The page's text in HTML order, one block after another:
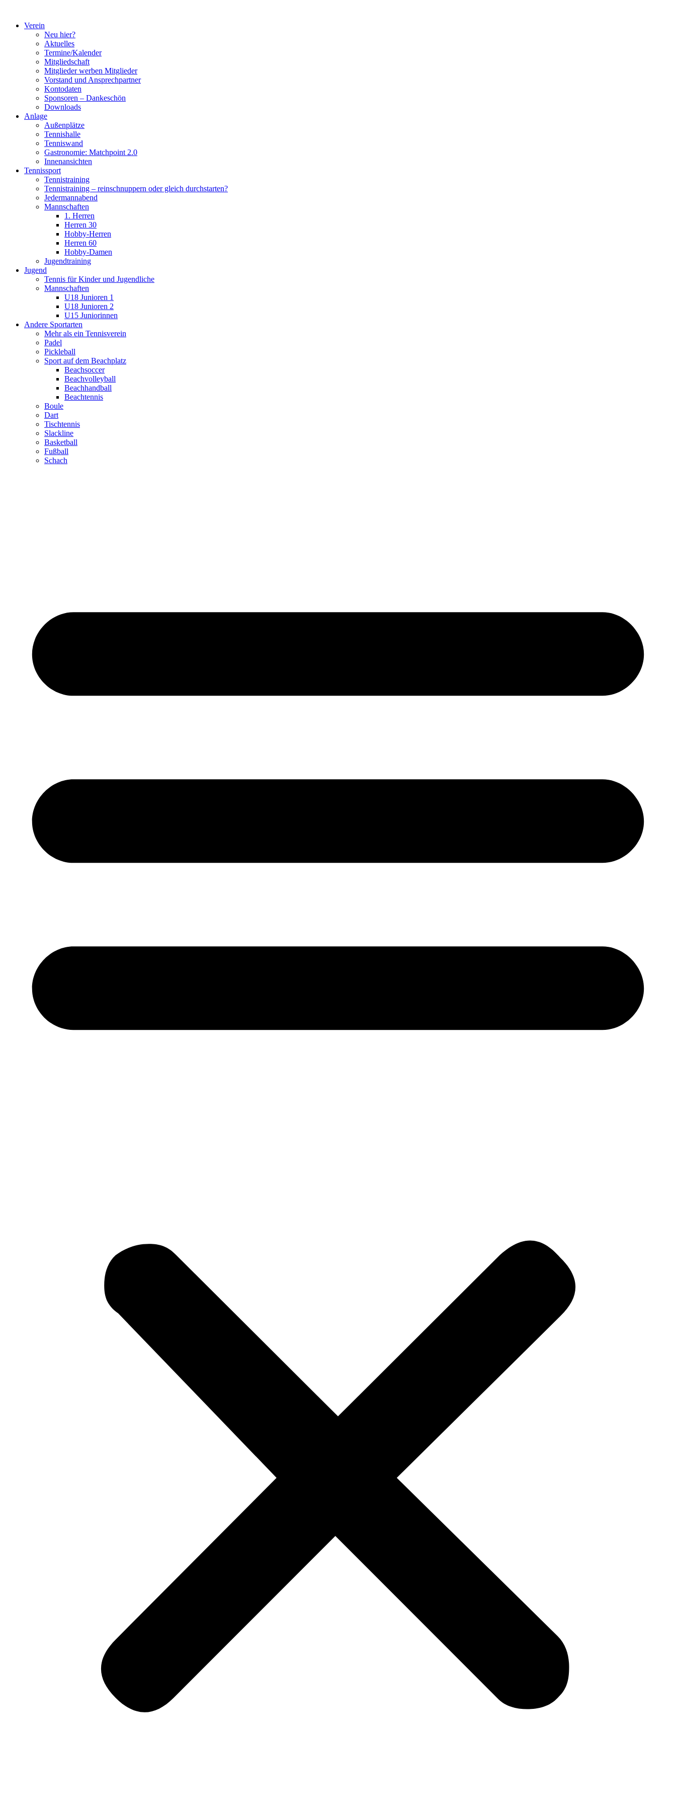
springenVerein
Neu hier?
Aktuelles
Termine/Kalender
Mitgliedschaft
Mitglieder werben Mitglieder
Vorstand und Ansprechpartner
Kontodaten
Sponsoren – Dankeschön
Downloads
Anlage
Außenplätze
Tennishalle
Tenniswand
Gastronomie: Matchpoint 2.0
Innenansichten
Tennissport
Tennistraining
Tennistraining – reinschnuppern oder gleich durchstarten?
Jedermannabend
Mannschaften
1. Herren
Herren 30
Hobby-Herren
Herren 60
Hobby-Damen
Jugendtraining
Jugend
Tennis für Kinder und Jugendliche
Mannschaften
U18 Junioren 1
U18 Junioren 2
U15 Juniorinnen
Andere Sportarten
Mehr als ein Tennisverein
Padel
Pickleball
Sport auf dem Beachplatz
Beachsoccer
Beachvolleyball
Beachhandball
Beachtennis
Boule
Dart
Tischtennis
Slackline
Basketball
Fußball
Schach